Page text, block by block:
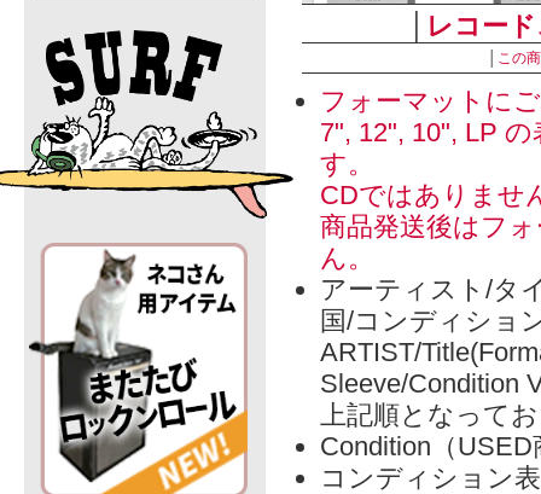
レコー
この
フォーマットに
7", 12", 10", LP
す。
CDではありませ
商品発送後はフ
ん。
アーティスト/タ
国/コンディショ
ARTIST/
Sleeve/Condition
上記順となって
Condition（
コンディション